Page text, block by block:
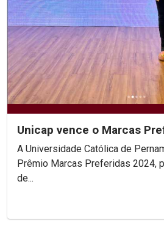
Unicap vence o Marcas
A Universidade Católica de
Prêmio Marcas Preferidas 2024,
de...